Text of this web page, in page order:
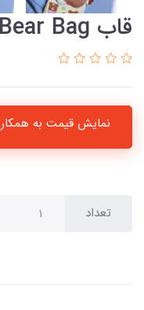
قاب Bear Bag (کدC2042)
نمایش قیمت به همکار
تعداد